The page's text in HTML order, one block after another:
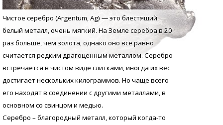
Чистое серебро (Argentum, Аg) — это блестящий
белый металл, очень мягкий. На Земле серебра в 20
раз больше, чем золота, однако оно все равно
считается редким драгоценным металлом. Серебро
встречается в чистом виде слитками, иногда их вес
достигает нескольких килограммов. Но чаще всего
его находят в соединении с другими металлами, в
основном со свинцом и медью.
Серебро – благородный металл, который когда-то